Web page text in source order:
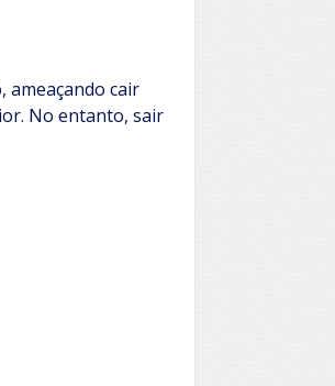
ameaçando cair
No entanto, sair